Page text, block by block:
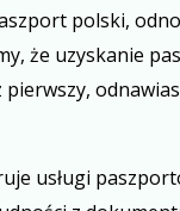
polski,
że uzyskanie
usługi